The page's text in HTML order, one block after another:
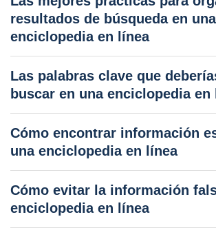
resultados de búsqueda en una
enciclopedia en línea
Las palabras clave que
buscar en una enciclopedia en
Cómo encontrar información
una enciclopedia en línea
Cómo evitar la información
enciclopedia en línea